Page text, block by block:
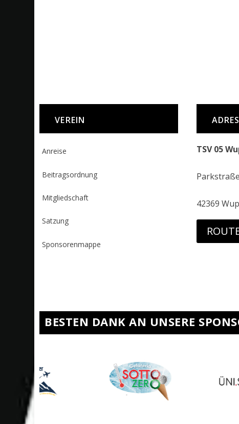
VEREIN
Anreise
Beitragsordnung
Mitgliedschaft
Satzung
Sponsorenmappe
TSV 05
42369
BESTEN DANK AN UNSERE